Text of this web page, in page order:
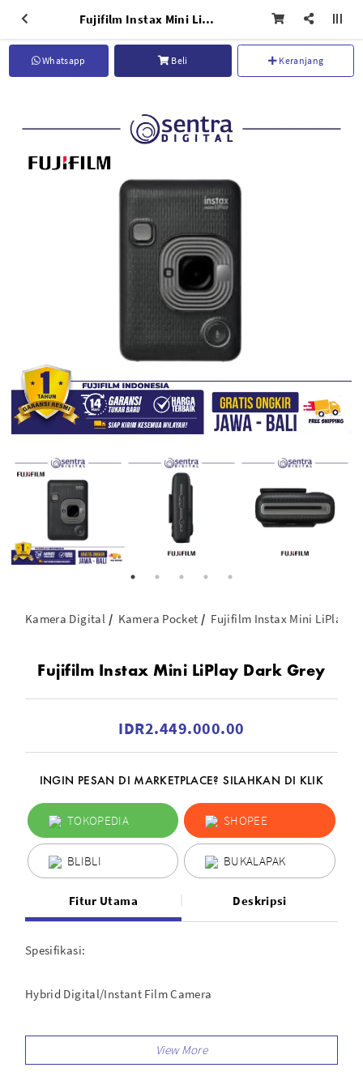
Fujifilm Instax Mini LiPlay Dark Grey
Whatsapp Beli Keranjang
Kamera Digital Kamera Pocket Fujifilm Instax Mini LiPlay
Fujifilm Instax Mini LiPlay Dark Grey
IDR2.449.000.00
INGIN PESAN DI MARKETPLACE? SILAHKAN DI KLIK
TOKOPEDIA SHOPEE
BLIBLI BUKALAPAK
Fitur Utama Deskripsi
Spesifikasi:
Hybrid Digital/Instant Film Camera
Accepts INSTAX Mini Instant Film